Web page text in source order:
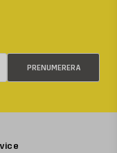
PRENUMERERA